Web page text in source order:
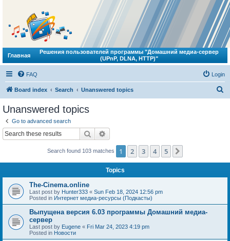
Главная
Решения пользователей программы "Домашний медиа-сервер
(UPnP, DLNA, HTTP)"
FAQ Login
Board index Search Unanswered topics
Unanswered topics
Go to advanced search
Search
Search found 103 matches 1 2 3 4 5
Topics
The-Cinema.online
Last post by Hunter333 « Sun Feb 18, 2024 12:56 pm
Posted in Интернет медиа-ресурсы (Подкасты)
Выпущена версия 6.03 программы Домашний медиа-
сервер
Last post by Eugene « Fri Mar 24, 2023 4:19 pm
Posted in Новости